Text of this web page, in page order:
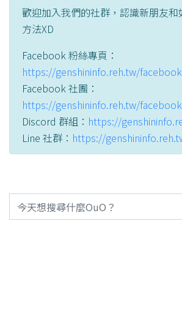
歡迎加入我們的社群，認識新朋友和
方法XD
Facebook 粉絲專頁：
https://genshininfo.reh.tw/
Facebook 社團：
https://genshininfo.reh.tw/facebook
Discord 群組： https://
Line 社群： https://